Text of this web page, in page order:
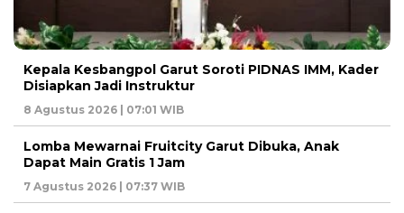
Kepala Kesbangpol Garut Soroti PIDNAS IMM, Kader
Disiapkan Jadi Instruktur
8 Agustus 2026 | 07:01 WIB
Lomba Mewarnai Fruitcity Garut Dibuka, Anak
Dapat Main Gratis 1 Jam
7 Agustus 2026 | 07:37 WIB